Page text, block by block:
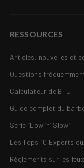
RESSOURCES
Articles, nouvelles et
Questions
Calculateur de BTU
Guide complet du
Série “Low ‘n’ Slow”
Les Tops 10 Experts
Règlements sur les